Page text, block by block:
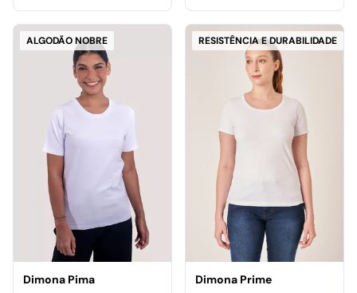
ALGODÃO NOBRE
Dimona Pima
RESISTÊNCIA E DURABILIDADE
Dimona Prime